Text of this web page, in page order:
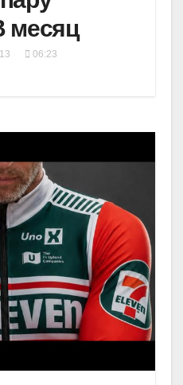
месяц
13 06:23